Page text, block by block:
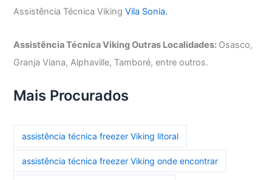
Assistência Técnica VikingVila Sonia.
Assistência Técnica Viking Outras Localidades: Osasco,
Granja Viana, Alphaville, Tamboré, entre outros.
Mais Procurados
assistência técnica freezer Viking litoral
assistência técnica freezer Viking onde encontrar